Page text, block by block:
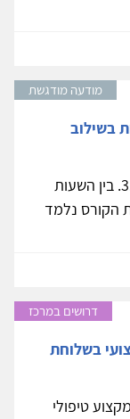
מודעה מודגשת
בשילוב
המחזור הקרוב: ימי שלישי מתאריך 3.11.26. בין השעות
הקורס נלמד
דרושים במרכז
בשלוחת
טיפולי